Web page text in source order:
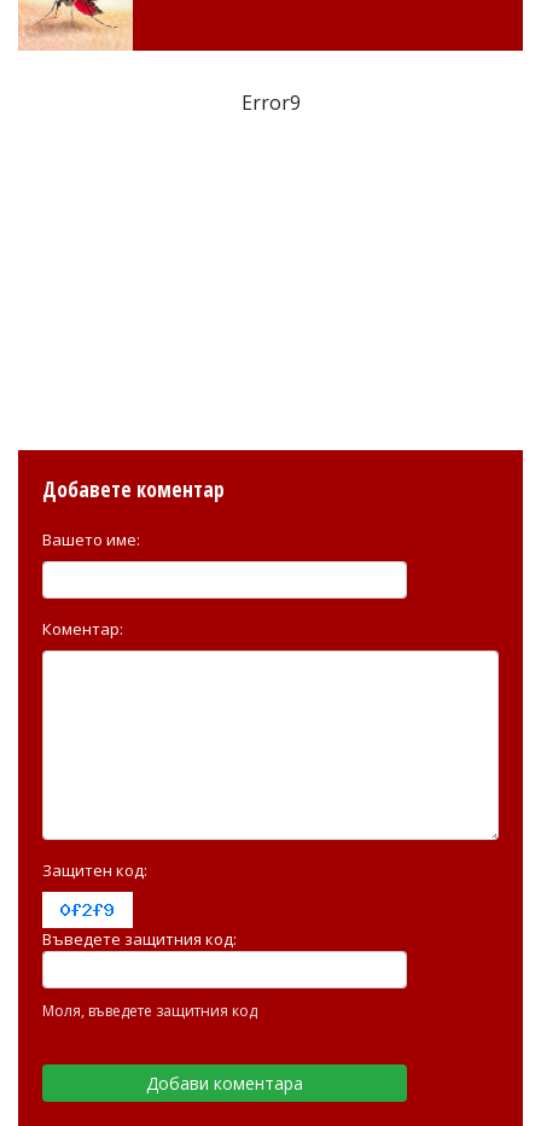
Error9
Добавете коментар
Вашето име:
Коментар:
Защитен код:
Въведете защитния код:
Моля, въведете защитния код